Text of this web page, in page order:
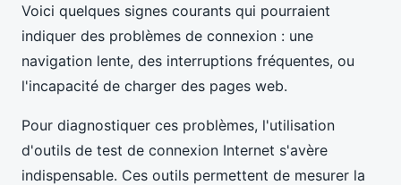
Voici quelques signes courants qui pourraient
indiquer des problèmes de connexion : une
navigation lente, des interruptions fréquentes, ou
l'incapacité de charger des pages web.
Pour diagnostiquer ces problèmes, l'utilisation
d'outils de test de connexion Internet s'avère
indispensable. Ces outils permettent de mesurer la